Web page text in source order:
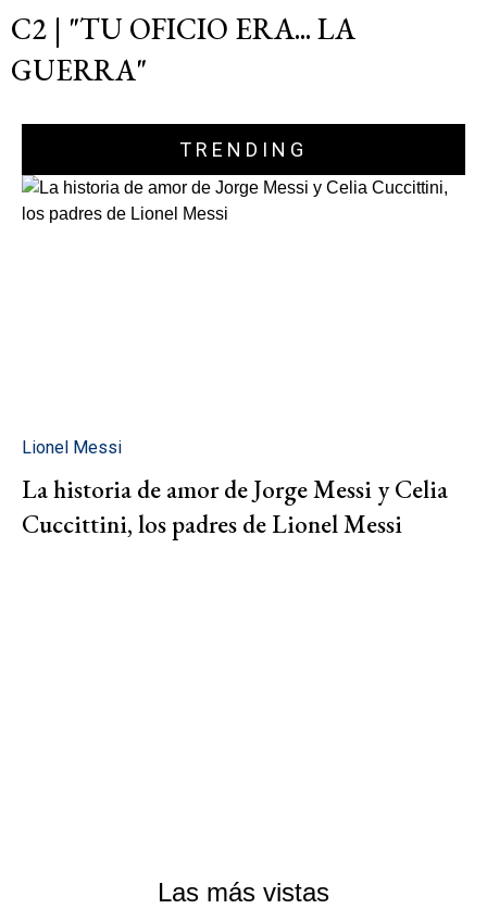
C2 | "TU OFICIO ERA... LA
GUERRA"
TRENDING
Lionel Messi
La historia de amor de Jorge Messi y Celia
Cuccittini, los padres de Lionel Messi
Las más vistas